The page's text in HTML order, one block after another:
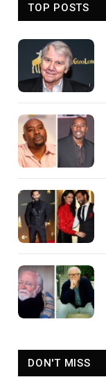
TOP POSTS
DON'T MISS